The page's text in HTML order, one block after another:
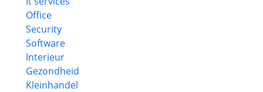
Office
Security
Software
Interieur
Gezondheid
Kleinhandel